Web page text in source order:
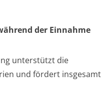
der Einnahme
unterstützt die
und fördert insgesamt